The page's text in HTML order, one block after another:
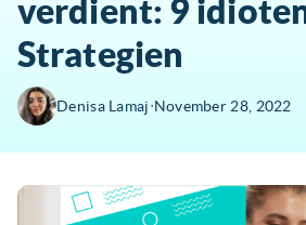
verdient: 9
Strategien
Denisa Lamaj∙November 28, 2022